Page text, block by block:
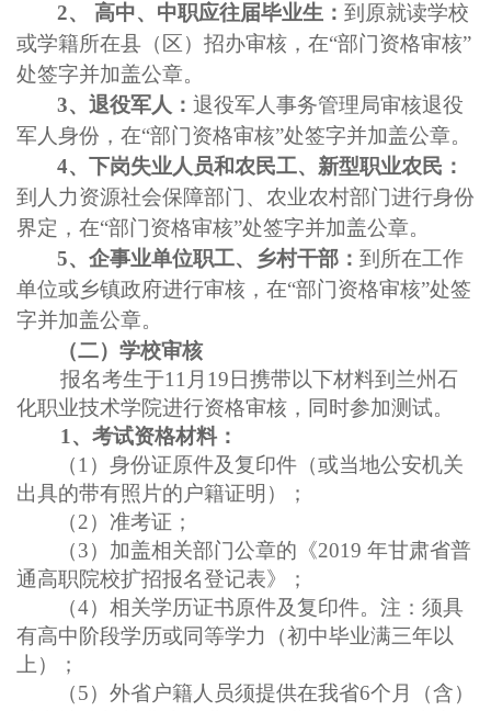
2、 高中、中职应往届毕业生： 到原就读学校
或学籍所在县（区）招办审核，在“部门资格审核”
处签字并加盖公章。
3、退役军人： 退役军人事务管理局审核退役
军人身份，在“部门资格审核”处签字并加盖公章。
4、下岗失业人员和农民工、新型职业农民：
到人力资源社会保障部门、农业农村部门进行身份
界定，在“部门资格审核”处签字并加盖公章。
5、企事业单位职工、乡村干部： 到所在工作
单位或乡镇政府进行审核，在“部门资格审核”处签
字并加盖公章。
（二）学校审核
报名考生于11月19日携带以下材料到 兰州石
化职业技术学院进行资格审核，同时参加测试。
1、考试资格材料：
（1）身份证原件及复印件（或当地公安机关
出具的带有照片的户籍证明）；
（2）准考证；
（3）加盖相关部门公章的《2019 年甘肃省普
通高职院校扩招报名登记表》；
（4）相关学历证书原件及复印件。注：须具
有高中阶段学历或同等学力（初中毕业满三年以
上）；
（5）外省户籍人员须提供在我省6个月（含）